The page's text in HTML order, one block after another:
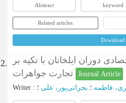
Abstract keyword
Related articles
Download
2.
دوران ایلخانان با تکیه بر
Journal Article
Writer : فاطمه ؛ بحرانی‌پور، علی ؛